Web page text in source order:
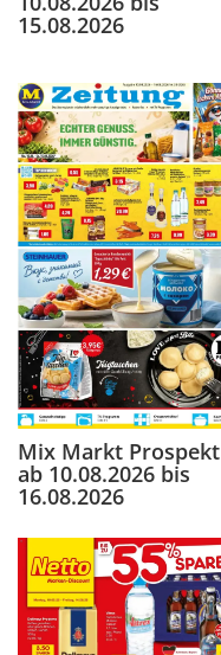
15.08.2026
Mix Markt Prospekt
ab 10.08.2026 bis
16.08.2026